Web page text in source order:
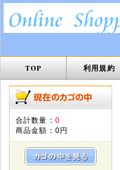
TOP 利用規約
合計数量： 0
商品金額： 0円